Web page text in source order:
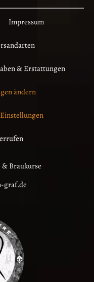
Impressum
& Erstattungen
ändern
Braukurse
graf.de